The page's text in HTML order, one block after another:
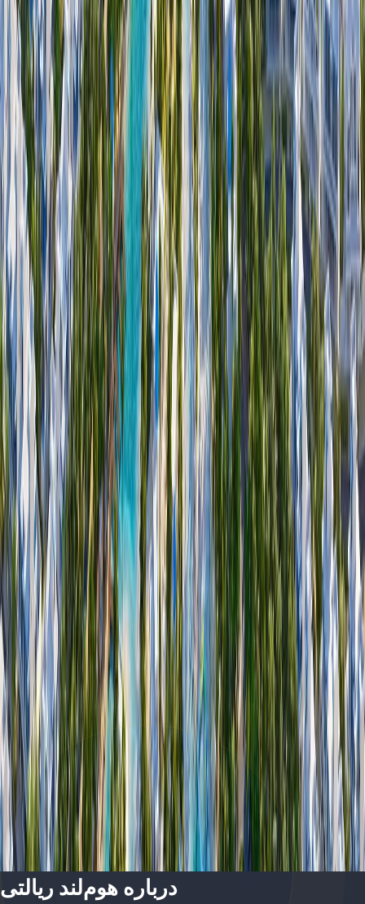
پلان‌های طبقه
L
Lagoon Views | Damac Lagoons | by Damac
پلان‌های طبقه
M
Malta | Damac Lagoons | by Damac
پلان‌های طبقه
Monte Carlo | Damac Lagoons | by Damac
پلان‌های طبقه
Morocco | Damac Lagoons | by Damac
پلان‌های طبقه
N
Nice | Damac Lagoons | by Damac
پلان‌های طبقه
P
Portofino | Damac Lagoons | by Damac
پلان‌های طبقه
درباره هوم‌لند ریالتی